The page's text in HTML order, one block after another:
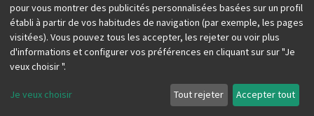
Ajouter au panier
pour vous montrer des publicités personnalisées basées sur un profil
établi à partir de vos habitudes de navigation (par exemple, les pages
visitées). Vous pouvez tous les accepter, les rejeter ou voir plus
d'informations et configurer vos préférences en cliquant sur sur "Je
veux choisir ".
Je veux choisir Tout rejeter Accepter tout